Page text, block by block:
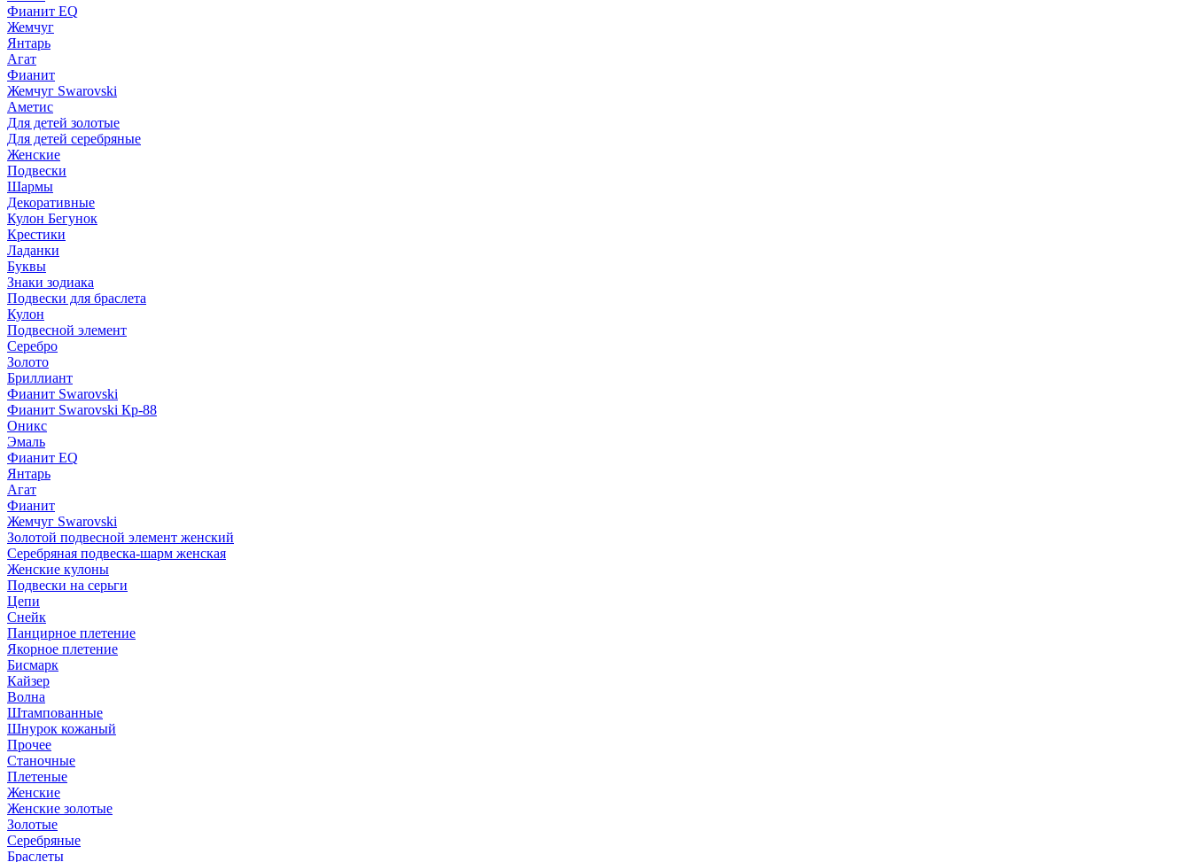
Фианит EQ
Жемчуг
Янтарь
Агат
Фианит
Жемчуг Swarovski
Аметис
Для детей золотые
Для детей серебряные
Женские
Подвески
Шармы
Декоративные
Кулон Бегунок
Крестики
Ладанки
Буквы
Знаки зодиака
Подвески для браслета
Кулон
Подвесной элемент
Серебро
Золото
Бриллиант
Фианит Swarovski
Фианит Swarovski Кр-88
Оникс
Эмаль
Фианит EQ
Янтарь
Агат
Фианит
Жемчуг Swarovski
Золотой подвесной элемент женcкий
Серебряная подвеска-шарм женская
Женские кулоны
Подвески на серьги
Цепи
Снейк
Панцирное плетение
Якорное плетение
Бисмарк
Кайзер
Волна
Штампованные
Шнурок кожаный
Прочее
Станочные
Плетеные
Женские
Женские золотые
Золотые
Серебряные
Браслеты